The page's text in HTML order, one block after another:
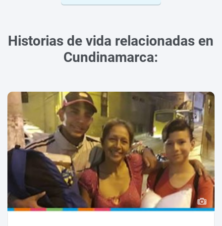
Historias de vida relacionadas en
Cundinamarca: